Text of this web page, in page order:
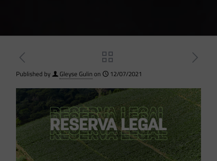
Published by Gleyse Gulin on 12/07/2021